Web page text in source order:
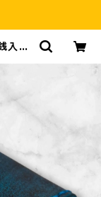
入れ
青黒
財布
レ
Bo